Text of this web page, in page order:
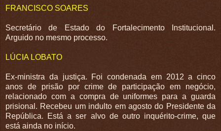
FRANCISCO SOARES
Secretário de Estado do Fortalecimento Institucional.
Arguido no mesmo processo.
LÚCIA LOBATO
Ex-ministra da justiça. Foi condenada em 2012 a cinco
anos de prisão por crime de participação em negócio,
relacionado com a compra de uniformes para a guarda
prisional. Recebeu um indulto em agosto do Presidente da
República. Está a ser alvo de outro inquérito-crime, que
está ainda no início.